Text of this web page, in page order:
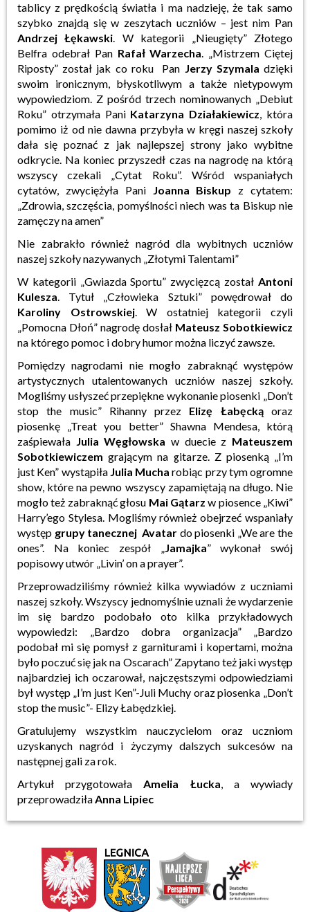
tablicy z prędkością światła i ma nadzieję, że tak samo
szybko znajdą się w zeszytach uczniów – jest nim Pan
Andrzej Łękawski. W kategorii „Nieugięty” Złotego
Belfra odebrał Pan Rafał Warzecha. „Mistrzem Ciętej
Riposty” został jak co roku Pan Jerzy Szymala dzięki
swoim ironicznym, błyskotliwym a także nietypowym
wypowiedziom. Z pośród trzech nominowanych „Debiut
Roku” otrzymała Pani Katarzyna Działakiewicz, która
pomimo iż od nie dawna przybyła w kręgi naszej szkoły
dała się poznać z jak najlepszej strony jako wybitne
odkrycie. Na koniec przyszedł czas na nagrodę na którą
wszyscy czekali „Cytat Roku”. Wśród wspaniałych
cytatów, zwyciężyła Pani Joanna Biskup z cytatem:
„Zdrowia, szczęścia, pomyślności niech was ta Biskup nie
zamęczy na amen”
Nie zabrakło również nagród dla wybitnych uczniów
naszej szkoły nazywanych „Złotymi Talentami”
W kategorii „Gwiazda Sportu” zwycięzcą został Antoni
Kulesza. Tytuł „Człowieka Sztuki” powędrował do
Karoliny Ostrowskiej. W ostatniej kategorii czyli
„Pomocna Dłoń” nagrodę dosłał Mateusz Sobotkiewicz
na którego pomoc i dobry humor można liczyć zawsze.
Pomiędzy nagrodami nie mogło zabraknąć występów
artystycznych utalentowanych uczniów naszej szkoły.
Mogliśmy usłyszeć przepiękne wykonanie piosenki „Don’t
stop the music” Rihanny przez Elizę Łabęckąoraz
piosenkę „Treat you better” Shawna Mendesa, którą
zaśpiewała Julia Węgłowska w duecie z Mateuszem
Sobotkiewiczem grającym na gitarze. Z piosenką „I’m
just Ken” wystąpiła Julia Mucha robiąc przy tym ogromne
show, które na pewno wszyscy zapamiętają na długo. Nie
mogło też zabraknąć głosu Mai Gątarz w piosence „Kiwi”
Harry’ego Stylesa. Mogliśmy również obejrzeć wspaniały
występ grupy tanecznej Avatar do piosenki „We are the
ones”. Na koniec zespół „Jamajka” wykonał swój
popisowy utwór „Livin’ on a prayer”.
Przeprowadziliśmy również kilka wywiadów z uczniami
naszej szkoły. Wszyscy jednomyślnie uznali że wydarzenie
im się bardzo podobało oto kilka przykładowych
wypowiedzi: „Bardzo dobra organizacja” „Bardzo
podobał mi się pomysł z garniturami i kopertami, można
było poczuć się jak na Oscarach” Zapytano też jaki występ
najbardziej ich oczarował, najczęstszymi odpowiedziami
był występ „I’m just Ken”-Juli Muchy oraz piosenka „Don’t
stop the music”- Elizy Łabędzkiej.
Gratulujemy wszystkim nauczycielom oraz uczniom
uzyskanych nagród i życzymy dalszych sukcesów na
następnej gali za rok.
Artykuł przygotowała Amelia Łucka, a wywiady
przeprowadziłaAnna Lipiec